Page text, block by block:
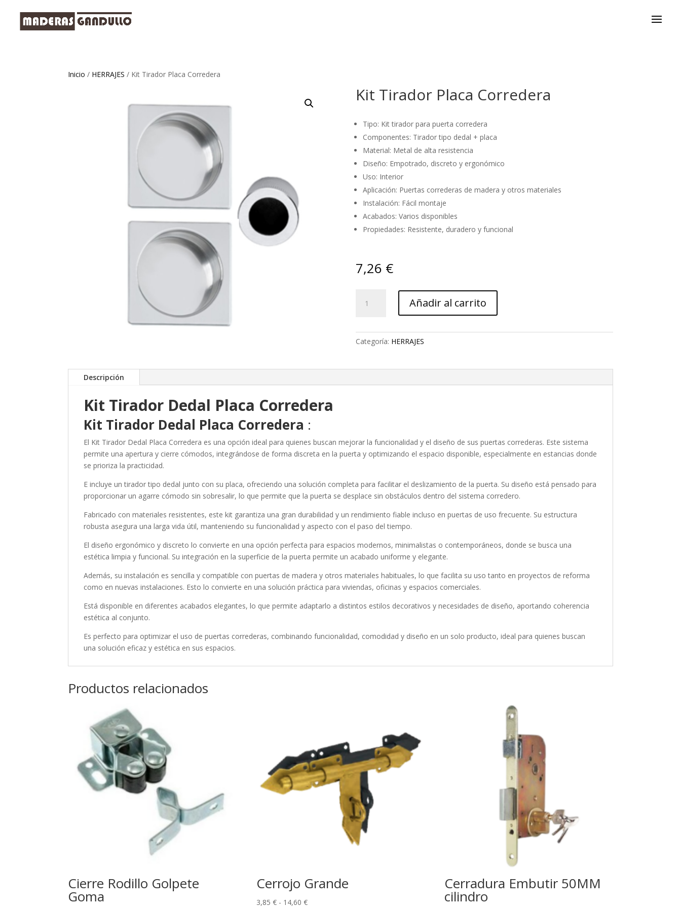
Inicio / HERRAJES / Kit Tirador Placa Corredera
Kit Tirador Placa Corredera
Tipo: Kit tirador para puerta corredera
Componentes: Tirador tipo dedal + placa
Material: Metal de alta resistencia
Diseño: Empotrado, discreto y ergonómico
Uso: Interior
Aplicación: Puertas correderas de madera y otros materiales
Instalación: Fácil montaje
Acabados: Varios disponibles
Propiedades: Resistente, duradero y funcional
7,26 €
Tirador
cantidad
Añadir al carrito
Categoría: HERRAJES
Descripción
Kit Tirador Dedal Placa Corredera
Kit Tirador Dedal Placa Corredera :
El Kit Tirador Dedal Placa Corredera es una opción ideal para quienes buscan mejorar la funcionalidad y el diseño de sus puertas correderas. Este sistema
permite una apertura y cierre cómodos, integrándose de forma discreta en la puerta y optimizando el espacio disponible, especialmente en estancias donde
se prioriza la practicidad.
E incluye un tirador tipo dedal junto con su placa, ofreciendo una solución completa para facilitar el deslizamiento de la puerta. Su diseño está pensado para
proporcionar un agarre cómodo sin sobresalir, lo que permite que la puerta se desplace sin obstáculos dentro del sistema corredero.
Fabricado con materiales resistentes, este kit garantiza una gran durabilidad y un rendimiento fiable incluso en puertas de uso frecuente. Su estructura
robusta asegura una larga vida útil, manteniendo su funcionalidad y aspecto con el paso del tiempo.
El diseño ergonómico y discreto lo convierte en una opción perfecta para espacios modernos, minimalistas o contemporáneos, donde se busca una
estética limpia y funcional. Su integración en la superficie de la puerta permite un acabado uniforme y elegante.
Además, su instalación es sencilla y compatible con puertas de madera y otros materiales habituales, lo que facilita su uso tanto en proyectos de reforma
como en nuevas instalaciones. Esto lo convierte en una solución práctica para viviendas, oficinas y espacios comerciales.
Está disponible en diferentes acabados elegantes, lo que permite adaptarlo a distintos estilos decorativos y necesidades de diseño, aportando coherencia
estética al conjunto.
Es perfecto para optimizar el uso de puertas correderas, combinando funcionalidad, comodidad y diseño en un solo producto, ideal para quienes buscan
una solución eficaz y estética en sus espacios.
Productos relacionados
Cierre Rodillo Golpete
Goma
Cerrojo Grande
3,85 € - 14,60 €Rango
Cerradura Embutir 50MM
cilindro